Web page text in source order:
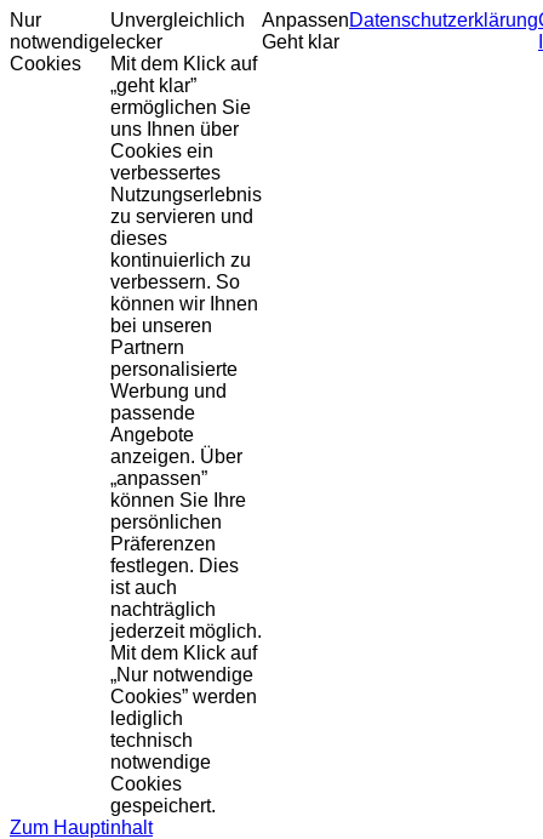
Nur
notwendige
Cookies
Unvergleichlich
lecker
Mit dem Klick auf
„geht klar”
ermöglichen Sie
uns Ihnen über
Cookies ein
verbessertes
Nutzungserlebnis
zu servieren und
dieses
kontinuierlich zu
verbessern. So
können wir Ihnen
bei unseren
Partnern
personalisierte
Werbung und
passende
Angebote
anzeigen. Über
„anpassen”
können Sie Ihre
persönlichen
Präferenzen
festlegen. Dies
ist auch
nachträglich
jederzeit möglich.
Mit dem Klick auf
„Nur notwendige
Cookies” werden
lediglich
technisch
notwendige
Cookies
gespeichert.
Anpassen
Geht klar
Datenschutzerklärung
Zum Hauptinhalt